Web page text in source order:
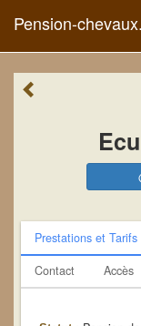
Pension-
Prestations et Tarifs
Contact
Accès